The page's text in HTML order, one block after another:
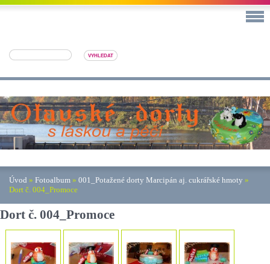
Úvod » Fotoalbum » 001_Potažené dorty Marcipán aj. cukrářské hmoty »
Dort č. 004_Promoce
Dort č. 004_Promoce